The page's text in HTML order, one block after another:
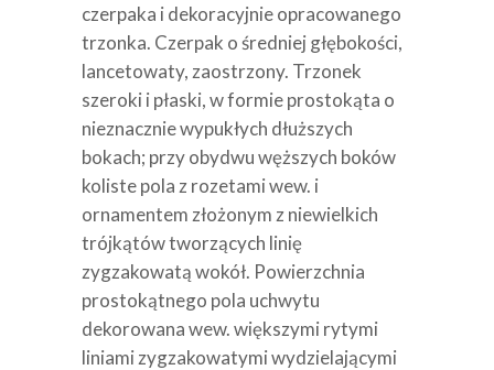
czerpaka i dekoracyjnie opracowanego
trzonka. Czerpak o średniej głębokości,
lancetowaty, zaostrzony. Trzonek
szeroki i płaski, w formie prostokąta o
nieznacznie wypukłych dłuższych
bokach; przy obydwu węższych boków
koliste pola z rozetami wew. i
ornamentem złożonym z niewielkich
trójkątów tworzących linię
zygzakowatą wokół. Powierzchnia
prostokątnego pola uchwytu
dekorowana wew. większymi rytymi
liniami zygzakowatymi wydzielającymi